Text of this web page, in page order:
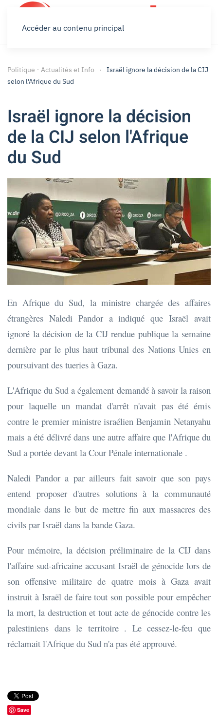
Accéder au contenu principal
Politique - Actualités et Info
Israël ignore la décision de la CIJ
selon l'Afrique du Sud
Israël ignore la décision
de la CIJ selon l'Afrique
du Sud
En Afrique du Sud, la ministre chargée des affaires
étrangères Naledi Pandor a indiqué que Israël avait
ignoré la décision de la CIJ rendue publique la semaine
dernière par le plus haut tribunal des Nations Unies en
poursuivant des tueries à Gaza.
L'Afrique du Sud a également demandé à savoir la raison
pour laquelle un mandat d'arrêt n'avait pas été émis
contre le premier ministre israélien Benjamin Netanyahu
mais a été délivré dans une autre affaire que l'Afrique du
Sud a portée devant la Cour Pénale internationale .
Naledi Pandor a par ailleurs fait savoir que son pays
entend proposer d'autres solutions à la communauté
mondiale dans le but de mettre fin aux massacres des
civils par Israël dans la bande Gaza.
Pour mémoire, la décision préliminaire de la CIJ dans
l'affaire sud-africaine accusant Israël de génocide lors de
son offensive militaire de quatre mois à Gaza avait
instruit à Israël de faire tout son possible pour empêcher
la mort, la destruction et tout acte de génocide contre les
palestiniens dans le territoire . Le cessez-le-feu que
réclamait l'Afrique du Sud n'a pas été approuvé.
Save